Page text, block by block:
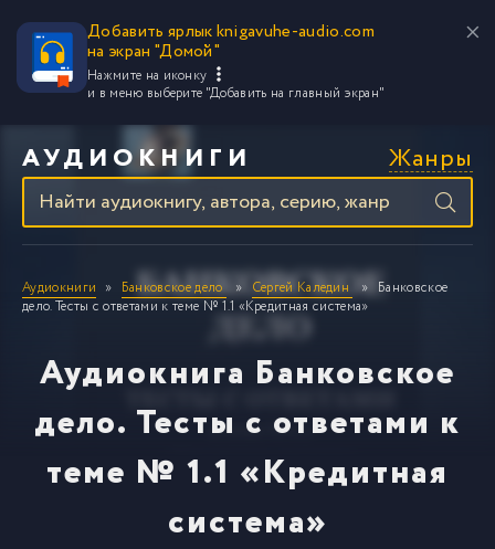
Добавить ярлык knigavuhe-audio.com
на экран "Домой"
Нажмите на иконку
и в меню выберите "Добавить на главный экран"
АУДИОКНИГИ Жанры
Аудиокниги Банковское дело Сергей Каледин
Банковское
дело. Тесты с ответами к теме № 1.1 «Кредитная система»
Аудиокнига Банковское
дело. Тесты с ответами к
теме № 1.1 «Кредитная
система»